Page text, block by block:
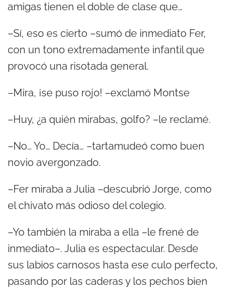
amigas tienen el doble de clase que…
–Sí, eso es cierto –sumó de inmediato Fer,
con un tono extremadamente infantil que
provocó una risotada general.
–Mira, ¡se puso rojo! –exclamó Montse
–Huy, ¿a quién mirabas, golfo? –le reclamé.
–No… Yo… Decía… –tartamudeó como buen
novio avergonzado.
–Fer miraba a Julia –descubrió Jorge, como
el chivato más odioso del colegio.
–Yo también la miraba a ella –le frené de
inmediato–. Julia es espectacular. Desde
sus labios carnosos hasta ese culo perfecto,
pasando por las caderas y los pechos bien